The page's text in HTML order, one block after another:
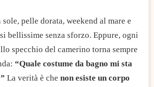
pelle dorata, weekend al mare e
bellissime senza sforzo. Eppure, ogni
specchio del camerino torna sempre
“Quale costume da bagno mi sta
La verità è che non esiste un corpo